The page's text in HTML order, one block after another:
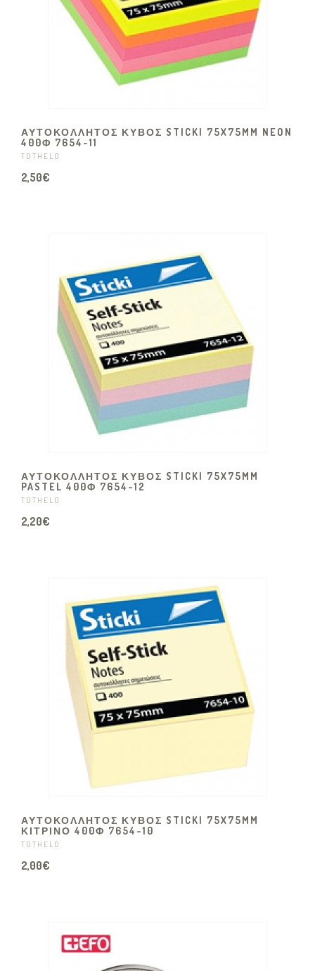
ΑΥΤΟΚΌΛΛΗΤΟΣ ΚΎΒΟΣ STICKI 75X75MM NEON
400Φ 7654-11
TOTHELO
2,50€
ΑΥΤΟΚΌΛΛΗΤΟΣ ΚΎΒΟΣ STICKI 75X75MM
PASTEL 400Φ 7654-12
TOTHELO
2,20€
ΑΥΤΟΚΌΛΛΗΤΟΣ ΚΎΒΟΣ STICKI 75X75MM
ΚΊΤΡΙΝΟ 400Φ 7654-10
TOTHELO
2,00€